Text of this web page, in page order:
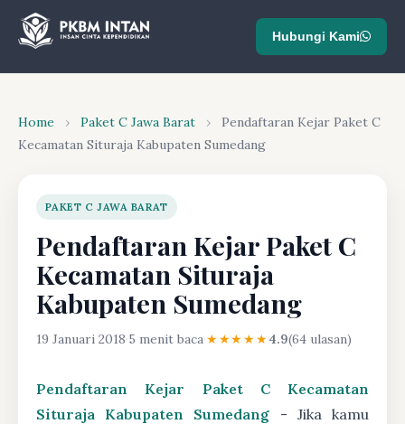
Hubungi Kami
Home › Paket C Jawa Barat ›
Pendaftaran Kejar Paket C
Kecamatan Situraja Kabupaten Sumedang
PAKET C JAWA BARAT
Pendaftaran Kejar Paket C
Kecamatan Situraja
Kabupaten Sumedang
19 Januari 2018·5 menit baca·★★★★★4.9(64 ulasan)
Pendaftaran Kejar Paket C Kecamatan
Situraja Kabupaten Sumedang - Jika kamu